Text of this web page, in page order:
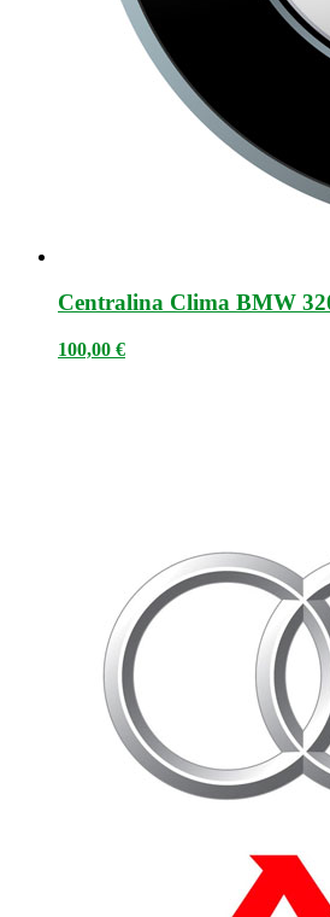
Centralina Clima BMW
100,00 €